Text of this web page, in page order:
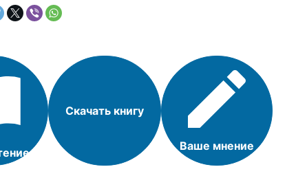
Скачать книгу
Ваше мнение